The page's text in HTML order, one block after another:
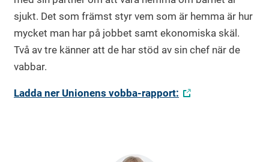
sjukt. Det som främst styr vem som är hemma är hur
mycket man har på jobbet samt ekonomiska skäl.
Två av tre känner att de har stöd av sin chef när de
vabbar.
Ladda ner Unionens vobba-rapport: